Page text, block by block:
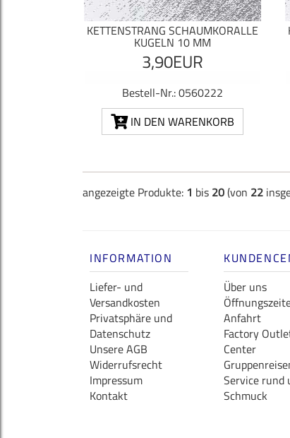
KETTENSTRANG SCHAUMKORALLE
KUGELN 10 MM
3,90EUR
Bestell-Nr.: 0560222
IN DEN WARENKORB
angezeigte Produkte: 1 bis 20(von 22
INFORMATION
Liefer- und
Versandkosten
Privatsphäre und
Datenschutz
Unsere AGB
Widerrufsrecht
Impressum
Kontakt
Über uns
Anfahrt
Factory
Center
Service rund
Schmuck